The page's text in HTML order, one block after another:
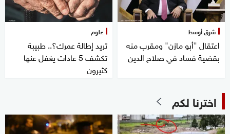
شرق أوسط
اعتقال "أبو مازن" ومقرب منه
بقضية فساد في صلاح الدين
علوم
تريد إطالة عمرك؟.. طبيبة
تكشف 5 عادات يغفل عنها
كثيرون
اخترنا لكم